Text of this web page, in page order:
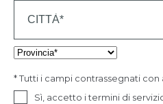
* Tutti i campi contrassegnati
Sì, accetto i termini di